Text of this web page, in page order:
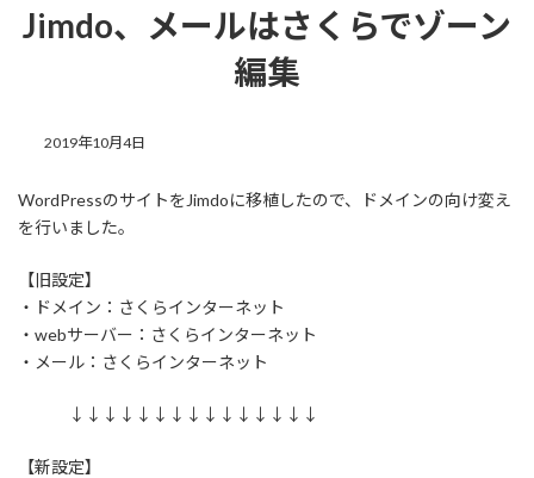
Jimdo、メールはさくらでゾーン
編集
2019年10月4日
WordPressのサイトをJimdoに移植したので、ドメインの向け変え
を行いました。
【旧設定】
・ドメイン：さくらインターネット
・webサーバー：さくらインターネット
・メール：さくらインターネット
↓↓↓↓↓↓↓↓↓↓↓↓↓↓↓
【新設定】